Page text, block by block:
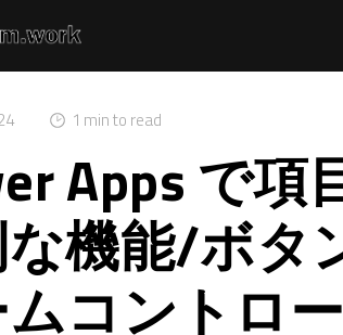
1 min to read
Apps で項
機能/ボタ
コントロ